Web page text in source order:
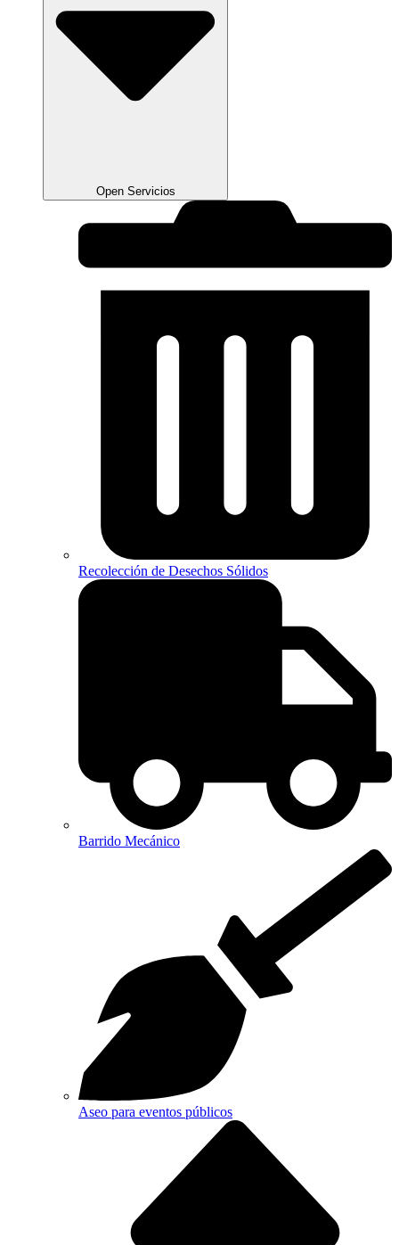
Open Servicios
Recolección de Desechos Sólidos
Barrido Mecánico
Aseo para eventos públicos